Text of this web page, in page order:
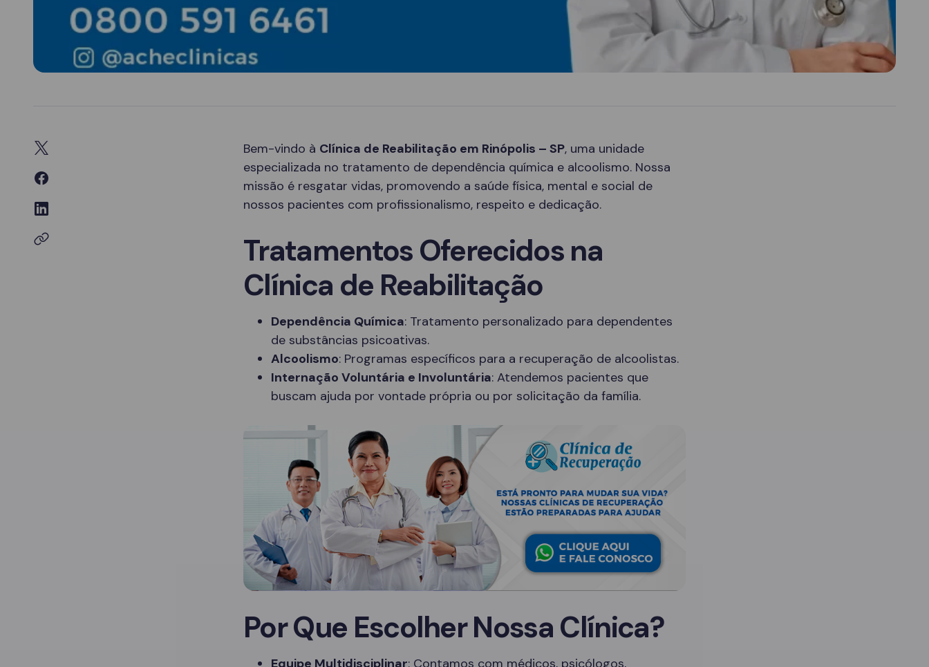
Bem-vindo à Clínica de Reabilitação em Rinópolis – SP, uma unidade
especializada no tratamento de dependência química e alcoolismo. Nossa
missão é resgatar vidas, promovendo a saúde física, mental e social de
nossos pacientes com profissionalismo, respeito e dedicação.
Tratamentos Oferecidos na
Clínica de Reabilitação
Dependência Química: Tratamento personalizado para dependentes
de substâncias psicoativas.
Alcoolismo: Programas específicos para a recuperação de alcoolistas.
Internação Voluntária e Involuntária: Atendemos pacientes que
buscam ajuda por vontade própria ou por solicitação da família.
Por Que Escolher Nossa Clínica?
Equipe Multidisciplinar: Contamos com médicos, psicólogos,